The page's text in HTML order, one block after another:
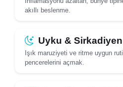
akıllı beslenme.
Uyku &
Işık maruziyeti ve ritme uygun
pencerelerini açmak.